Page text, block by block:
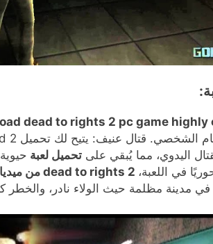
dead to rights 2 pc game highly
اليدوي، مما يُبقي على تحميل لعبة
في اللعبة،
مدينة مظلمة حيث الولاء نادر، والخطر